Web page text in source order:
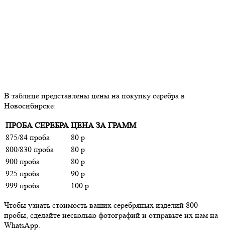
В таблице представлены цены на покупку серебра в
Новосибирске:
ПРОБА СЕРЕБРА ЦЕНА ЗА ГРАММ
875/84 проба
80 р
800/830 проба
80 р
900 проба
80 р
925 проба
90 р
999 проба
100 р
Чтобы узнать стоимость ваших серебряных изделий 800
пробы, сделайте несколько фотографий и отправьте их нам на
WhatsApp.